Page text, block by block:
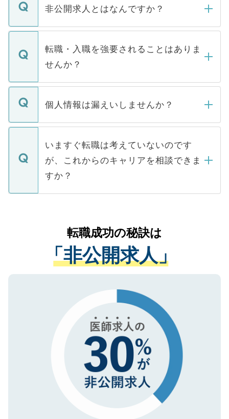
登録内容を確認し、その後メールもしくは
ます。通常、5営業日以内にはご連絡をせて
いただきますので、しばらくお待ちくださ
い。
非公開求人とはなんですか？
マイナビDOCTORで取り扱っている求人の
うち約3割は、Webサイトからご覧いただ
けない「非公開求人」です。非公開求人は
下記の理由によって、一般には公開してい
ません。
■応募殺到を避けるため 人気のある医療機
関を公にしてしまうと、応募が殺到する場
に、医療機関が求める条件に合った人材の
みを人材紹介会社に依頼するケースが増え
ています。
転職・入職を強要されることはありま
せんか？
転職・入職を強要することは一切ありませ
ん。また、仮に応募先から内定をいただい
定を承諾する必要はありません。内定先へ
の辞退の連絡はキャリアパートナーが行い
ますので、ご安心ください。
個人情報は漏えいしませんか？
個人情報が漏えいすることはありませんの
で、ご安心ください。当サイトからの登録
などで収集したご登録者様の個人情報は、
ご本人のキャリアアップおよび転職活動の
支援を目的に使用いたします。お預かりし
ているすべての個人データはご本人の許可
は、個人情報の取り扱いについての厳密な
管理基準を満たした事業者のみに付与され
る、プライバシーマークを取得済みです。
ご登録いただいた個人情報は、SSL（デー
で、機密保持に関してもご安心ください。
いますぐ転職は考えていないのです
が、これからのキャリアを相談できま
すか？
かがいして、現在の医療機関の状況や紹介
経験をまじえながら、適切なアドバイスを
させていただきます。すぐにご転職をされ
ない方には、長期的なサポートが可能です
ので、まずはご登録ください。
転職成功の秘訣は
「非公開求人」